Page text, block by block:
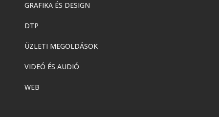
GRAFIKA ÉS DESIGN
DTP
ÜZLETI MEGOLDÁSOK
VIDEÓ ÉS AUDIÓ
WEB